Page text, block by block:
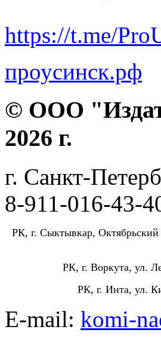
https://t.me/
проусинск.рф
© ООО
2026 г.
г. Санкт-
8-911-016-43-
РК, г. Сыктывкар,
РК, г. Воркута, ул.
РК, г. Инта, ул.
E-mail: komi-